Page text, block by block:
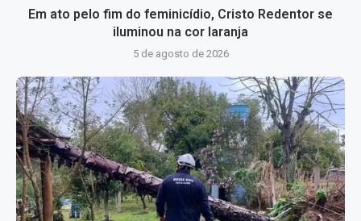
Em ato pelo fim do feminicídio, Cristo Redentor se
iluminou na cor laranja
5 de agosto de 2026